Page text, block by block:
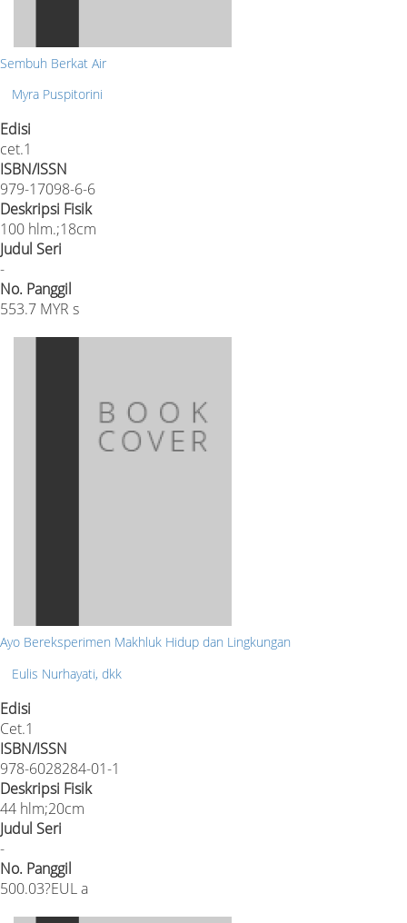
Sembuh Berkat Air
Myra Puspitorini
Edisi
cet.1
ISBN/ISSN
979-17098-6-6
Deskripsi Fisik
100 hlm.;18cm
Judul Seri
-
No. Panggil
553.7 MYR s
Ayo Bereksperimen Makhluk Hidup dan Lingkungan
Eulis Nurhayati, dkk
Edisi
Cet.1
ISBN/ISSN
978-6028284-01-1
Deskripsi Fisik
44 hlm;20cm
Judul Seri
-
No. Panggil
500.03?EUL a